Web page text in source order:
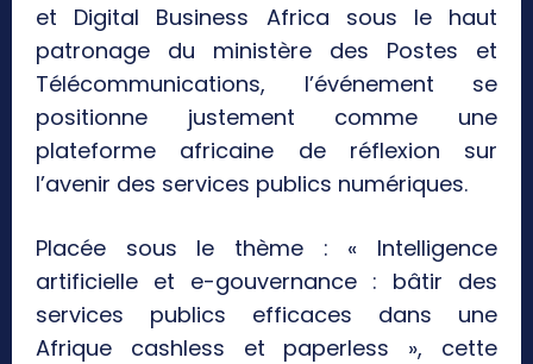
et Digital Business Africa sous le haut
patronage du ministère des Postes et
Télécommunications, l’événement se
positionne justement comme une
plateforme africaine de réflexion sur
l’avenir des services publics numériques.
Placée sous le thème : « Intelligence
artificielle et e-gouvernance : bâtir des
services publics efficaces dans une
Afrique cashless et paperless », cette